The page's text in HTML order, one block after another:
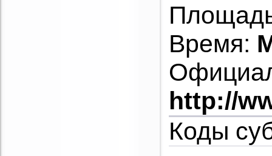
Время:
http://
Коды